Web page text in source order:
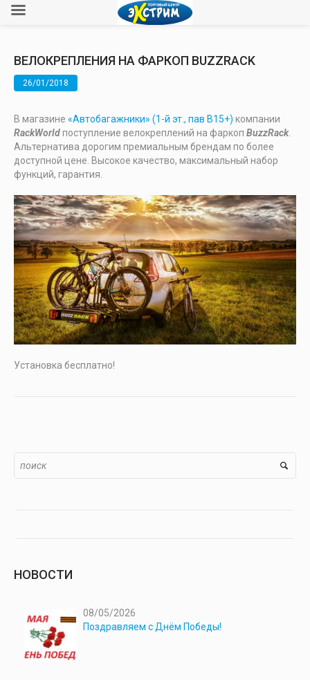
ВЕЛОКРЕПЛЕНИЯ НА ФАРКОП BUZZRACK
26/01/2018
В магазине «Автобагажники» (1-й эт., пав В15+) компании
RackWorldпоступление велокреплений на фаркоп BuzzRack.
Альтернатива дорогим премиальным брендам по более
доступной цене. Высокое качество, максимальный набор
функций, гарантия.
Установка бесплатно!
НОВОСТИ
08/05/2026
Поздравляем с Днём Победы!